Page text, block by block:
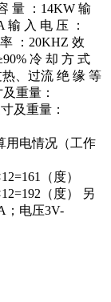
量 ：14KW 输
入 电 压 ：
：20KHZ 效
冷 却 方 式
、过流 绝 缘 等
重量：
及重量：
用电情况（工作
（度）
（度） 另
；电压3V-